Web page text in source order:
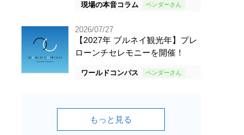
現場の本音コラム
2026/07/27
【2027年 ブルネイ観光年】プレ
ローンチセレモニーを開催！
ワールドコンパス
もっと見る